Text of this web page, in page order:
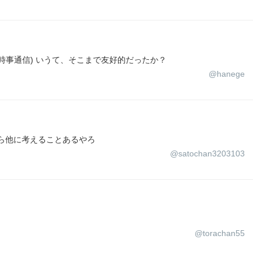
通信) いうて、そこまで友好的だったか？
@hanege
他に考えることあるやろ
@satochan3203103
@torachan55